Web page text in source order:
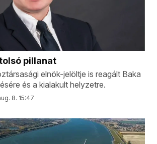
pillanat
elnök-jelöltje is reagált Baka
és a kialakult helyzetre.
8. 15:47